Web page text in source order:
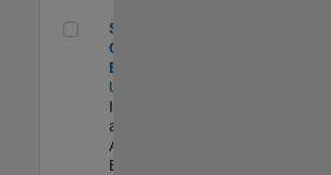
Senior Observability Engineer
Senior
Observability
Engineer
US-MA-Natick
Infrastructure
and
Architecture |
Experimentado